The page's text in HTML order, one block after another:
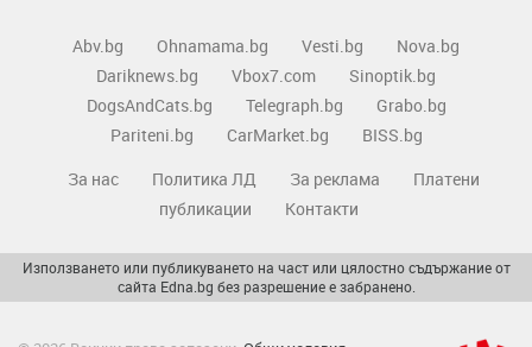
Abv.bg Ohnamama.bg Vesti.bg
Nova.bg
Dariknews.bg
Vbox7.com
Sinoptik.bg
DogsAndCats.bg
Telegraph.bg
Grabo.bg
Pariteni.bg
CarMarket.bg
BISS.bg
За нас
Политика ЛД За реклама
Платени
публикации
Контакти
Използването или публикуването на част или цялостно съдържание от
сайта Edna.bg без разрешение е забранено.